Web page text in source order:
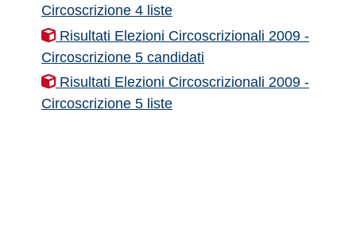
Circoscrizione 4 liste
Risultati Elezioni Circoscrizionali 2009 -
Circoscrizione 5 candidati
Risultati Elezioni Circoscrizionali 2009 -
Circoscrizione 5 liste